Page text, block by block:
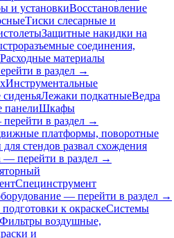
и установкиВосстановление
Тиски слесарные и
Защитные накидки на
соединения,
Расходные материалы
в раздел →
Инструментальные
Лежаки подкатныеВедра
панелиШкафы
в раздел →
платформы, поворотные
стендов развал схождения
— перейти в раздел →
Специнструмент
— перейти в раздел →
к окраскеСистемы
Фильтры воздушные,
и